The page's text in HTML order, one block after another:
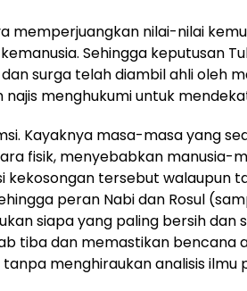
memperjuangkan nilai-nilai
Sehingga keputusan
surga telah diambil ahli oleh
menghukumi untuk
Kayaknya masa-masa yang
fisik, menyebabkan manusia-
kekosongan tersebut walaupun
peran Nabi dan Rosul
siapa yang paling bersih dan
tiba dan memastikan bencana
menghiraukan analisis ilmu